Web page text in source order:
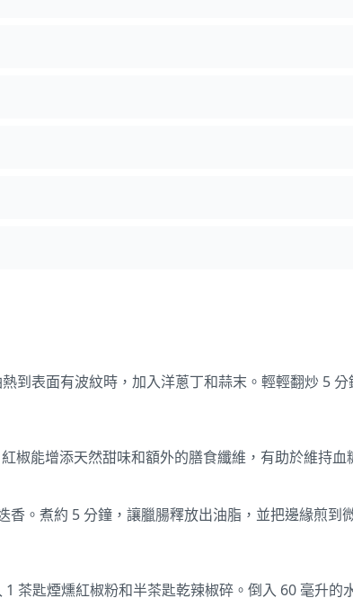
到表面有波紋時，加入洋蔥丁和蒜末。輕輕翻炒 5
椒能增添天然甜味和額外的膳食纖維，有助於維持血
。煮約 5 分鐘，讓臘腸釋放出油脂，並把邊緣煎到
茶匙煙燻紅椒粉和半茶匙乾辣椒碎。倒入 60 毫升的